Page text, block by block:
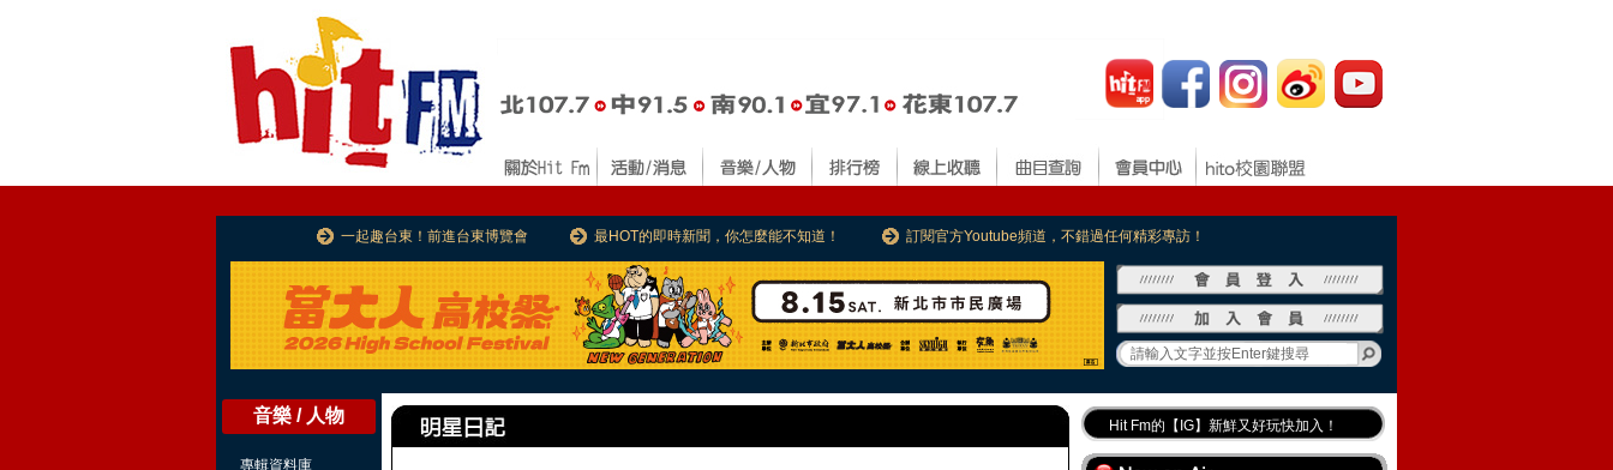
一起趣台東！前進台東博覽會 最HOT的即時新聞，你怎麼能不知道！ 訂閱官方Youtube頻道，不錯過任何精彩專訪！
音樂 / 人物
專輯資料庫
Hit Fm的【IG】新鮮又好玩快加入！
Hit Fm【FB臉書粉絲團】等你加入！